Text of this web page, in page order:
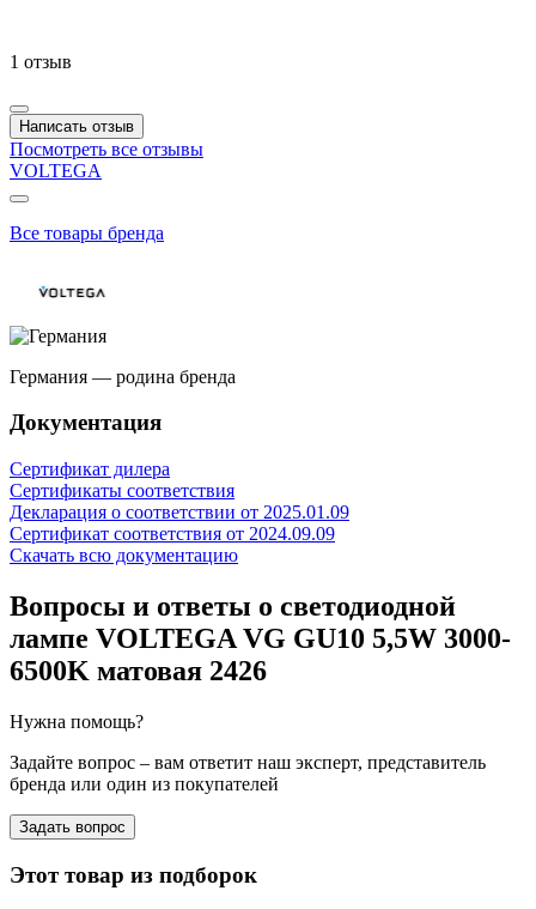
1 отзыв
Написать отзыв
Посмотреть все отзывы
VOLTEGA
Все товары бренда
Германия — родина бренда
Документация
Сертификат дилера
Сертификаты соответствия
Декларация о соответствии от 2025.01.09
Сертификат соответствия от 2024.09.09
Скачать всю документацию
Вопросы и ответы о светодиодной
лампе VOLTEGA VG GU10 5,5W 3000-
6500K матовая 2426
Нужна помощь?
Задайте вопрос – вам ответит наш эксперт, представитель
бренда или один из покупателей
Задать вопрос
Этот товар из подборок